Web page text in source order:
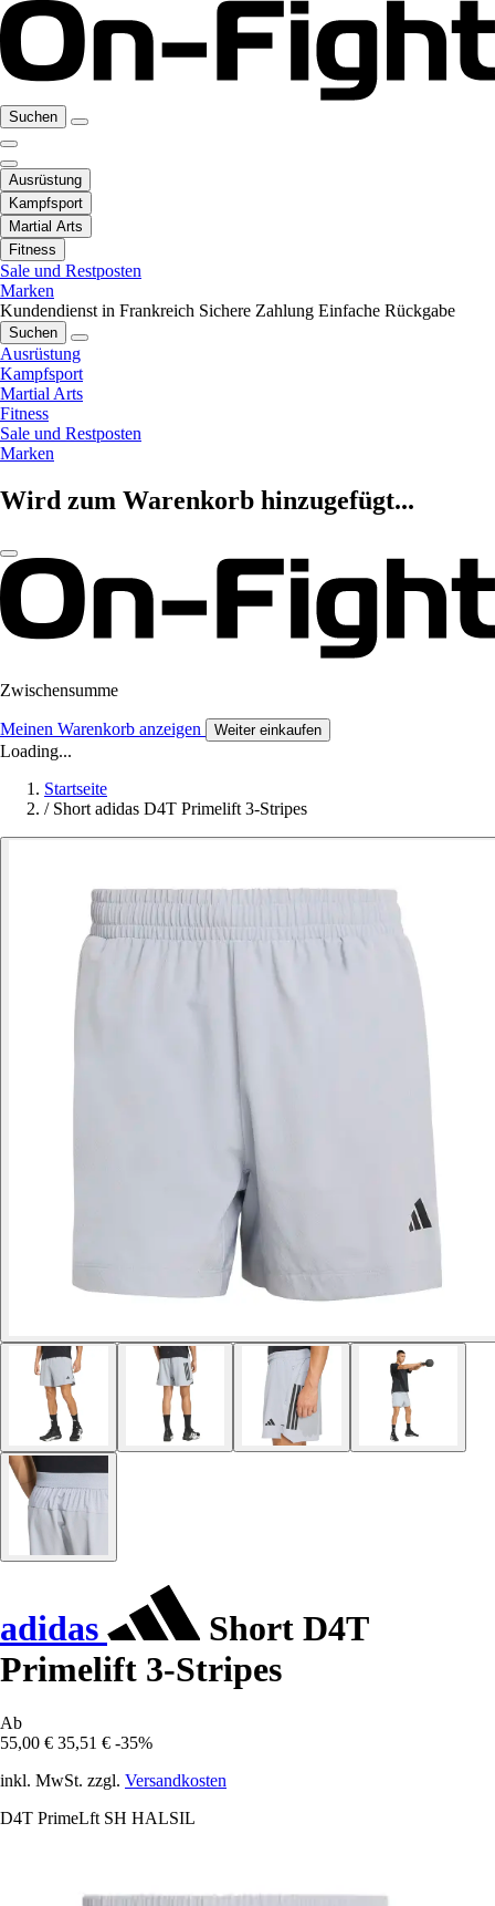
Suchen
Ausrüstung
Kampfsport
Martial Arts
Fitness
Sale und Restposten
Marken
Kundendienst in Frankreich Sichere Zahlung Einfache Rückgabe
Suchen
Ausrüstung
Kampfsport
Martial Arts
Fitness
Sale und Restposten
Marken
Wird zum Warenkorb hinzugefügt...
Zwischensumme
Meinen Warenkorb anzeigen Weiter einkaufen
Loading...
Startseite
/ Short adidas D4T Primelift 3-Stripes
adidas
Short D4T
Primelift 3-Stripes
Ab
55,00 € 35,51 € -35%
inkl. MwSt. zzgl. Versandkosten
D4T PrimeLft SH HALSIL